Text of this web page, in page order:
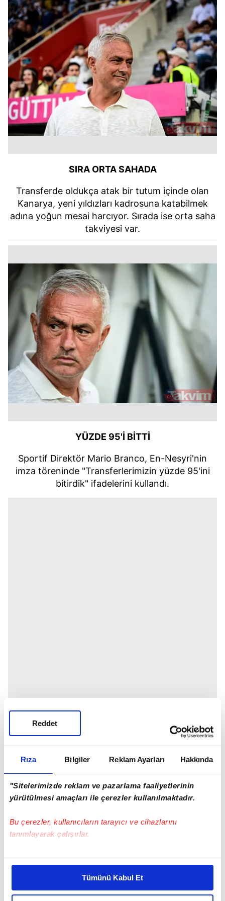
Rıza Bilgiler Reklam Ayarları Hakkında
"Sitelerimizde reklam ve pazarlama faaliyetlerinin
yürütülmesi amaçları ile çerezler kullanılmaktadır.
Bu çerezler, kullanıcıların tarayıcı ve cihazlarını
tanımlayarak çalışırlar.
Bu çerezlere izin vermeniz halinde sizlere özel
daha iyi reklam deneyimi yaşatabiliriz. Bunu yaparken
amacımızın size daha iyi bir reklam deneyimi sunmak
Tümünü Kabul Et
Reddet
SIRA ORTA SAHADA
Transferde oldukça atak bir tutum içinde olan
Kanarya, yeni yıldızları kadrosuna katabilmek
adına yoğun mesai harcıyor. Sırada ise orta saha
takviyesi var.
YÜZDE 95'İ BİTTİ
Sportif Direktör Mario Branco, En-Nesyri'nin
imza töreninde "Transferlerimizin yüzde 95'ini
bitirdik" ifadelerini kullandı.